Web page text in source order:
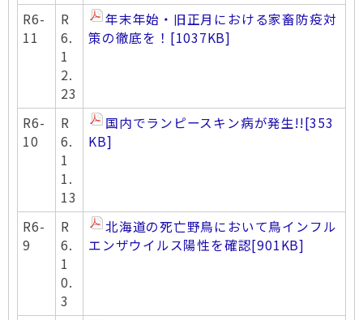
R6-
11
R
6.
1
2.
23
年末年始・旧正月における家畜防疫対
策の徹底を！ [1037KB]
R6-
10
R
6.
1
1.
13
国内でランピースキン病が発生!![353
KB]
R6-
9
R
6.
1
0.
3
北海道の死亡野鳥において鳥インフル
エンザウイルス陽性を確認[901KB]